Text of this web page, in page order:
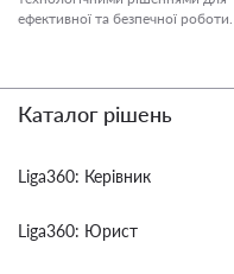
ефективної та безпечної роботи.
Каталог рішень
Liga360: Керівник
Liga360: Юрист